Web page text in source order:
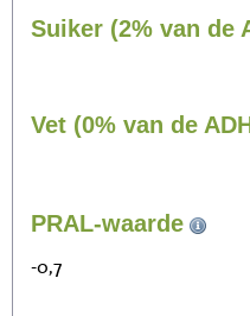
Suiker (2% van de
Vet (0% van de
PRAL-waarde
-0,7
Zitten, tv kijken